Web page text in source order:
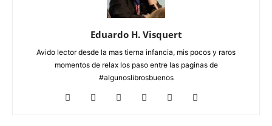
Eduardo H. Visquert
Avido lector desde la mas tierna infancia, mis pocos y raros
momentos de relax los paso entre las paginas de
#algunoslibrosbuenos